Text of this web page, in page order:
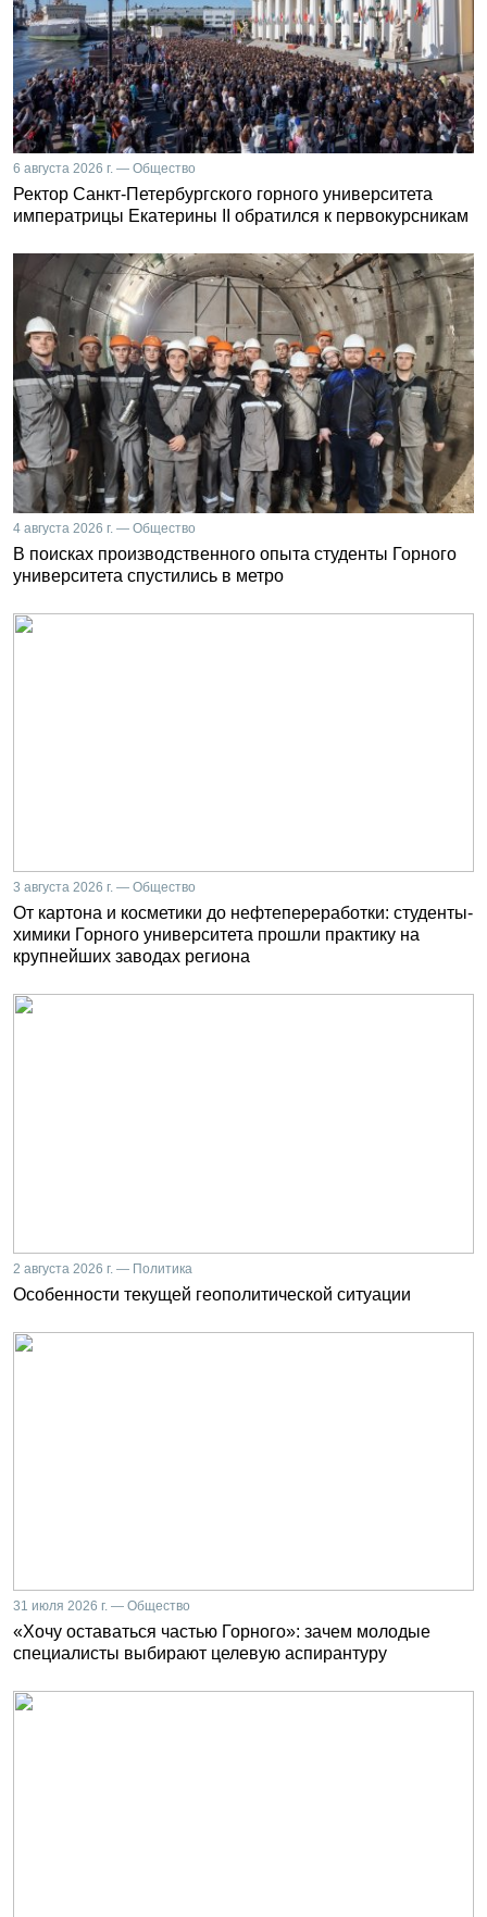
6 августа 2026 г. — Общество
Ректор Санкт-Петербургского горного университета
императрицы Екатерины II обратился к первокурсникам
4 августа 2026 г. — Общество
В поисках производственного опыта студенты Горного
университета спустились в метро
3 августа 2026 г. — Общество
От картона и косметики до нефтепереработки: студенты-
химики Горного университета прошли практику на
крупнейших заводах региона
2 августа 2026 г. — Политика
Особенности текущей геополитической ситуации
31 июля 2026 г. — Общество
«Хочу оставаться частью Горного»: зачем молодые
специалисты выбирают целевую аспирантуру